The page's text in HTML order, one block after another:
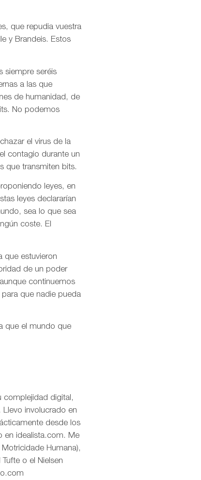
que repudia vuestra
y Brandeis. Estos
siempre seréis
a las que
de humanidad, de
No podemos
el virus de la
contagio durante un
que transmiten bits.
leyes, en
leyes declararían
sea lo que sea
coste. El
que estuvieron
de un poder
continuemos
que nadie pueda
que el mundo que
complejidad digital,
involucrado en
desde los
en idealista.com. Me
Humana),
o el Nielsen